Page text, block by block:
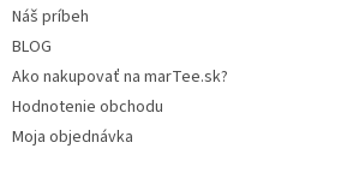
Náš príbeh
BLOG
Ako nakupovať na marTee.sk?
Hodnotenie obchodu
Moja objednávka